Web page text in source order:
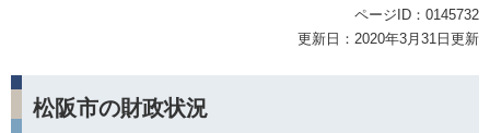
ページID：0145732
更新日：2020年3月31日更新
松阪市の財政状況